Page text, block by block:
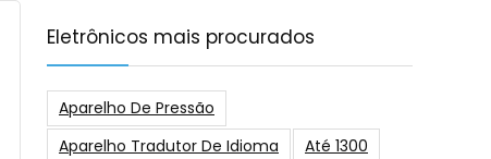
Eletrônicos mais procurados
Aparelho De Pressão
Aparelho Tradutor De Idioma
Até 1300